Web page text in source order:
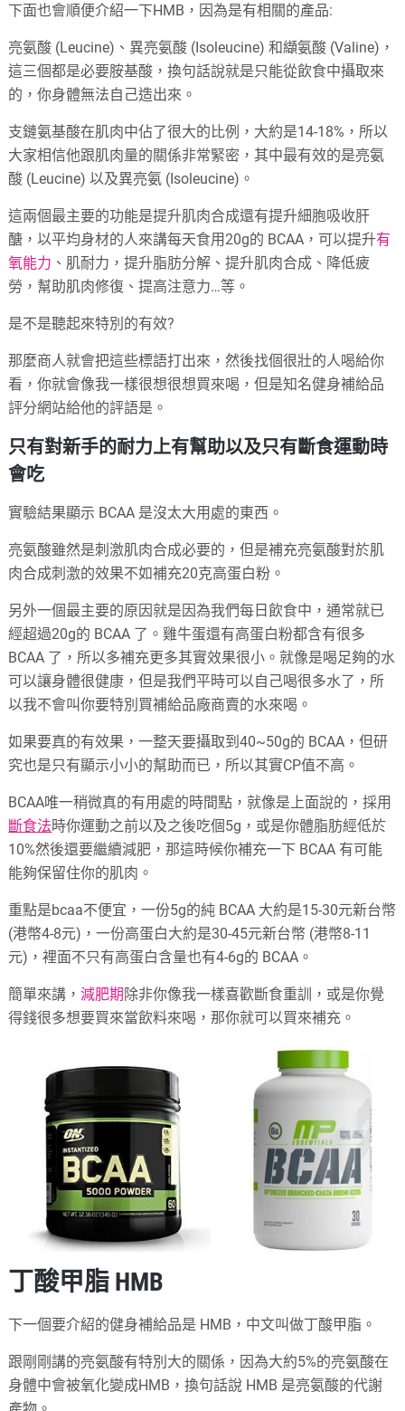
下面也會順便介紹一下HMB，因為是有相關的產品:
亮氨酸 (Leucine)、異亮氨酸 (Isoleucine) 和纈氨酸 (Valine)，
這三個都是必要胺基酸，換句話說就是只能從飲食中攝取來
的，你身體無法自己造出來。
支鏈氨基酸在肌肉中佔了很大的比例，大約是14-18%，所以
大家相信他跟肌肉量的關係非常緊密，其中最有效的是亮氨
酸 (Leucine) 以及異亮氨 (Isoleucine)。
這兩個最主要的功能是提升肌肉合成還有提升細胞吸收肝
醣，以平均身材的人來講每天食用20g的 BCAA，可以提升有
氧能力 、肌耐力，提升脂肪分解、提升肌肉合成、降低疲
勞，幫助肌肉修復、提高注意力…等。
是不是聽起來特別的有效?
那麼商人就會把這些標語打出來，然後找個很壯的人喝給你
看，你就會像我一樣很想很想買來喝，但是知名健身補給品
評分網站給他的評語是。
只有對新手的耐力上有幫助以及只有斷食運動時
會吃
實驗結果顯示 BCAA 是沒太大用處的東西。
亮氨酸雖然是刺激肌肉合成必要的，但是補充亮氨酸對於肌
肉合成刺激的效果不如補充20克高蛋白粉。
另外一個最主要的原因就是因為我們每日飲食中，通常就已
經超過20g的 BCAA 了。雞牛蛋還有高蛋白粉都含有很多
BCAA 了，所以多補充更多其實效果很小。就像是喝足夠的水
可以讓身體很健康，但是我們平時可以自己喝很多水了，所
以我不會叫你要特別買補給品廠商賣的水來喝。
如果要真的有效果，一整天要攝取到40~50g的 BCAA，但研
究也是只有顯示小小的幫助而已，所以其實CP值不高。
BCAA唯一稍微真的有用處的時間點，就像是上面說的，採用
斷食法時你運動之前以及之後吃個5g，或是你體脂肪經低於
10%然後還要繼續減肥，那這時候你補充一下 BCAA 有可能
能夠保留住你的肌肉。
重點是bcaa不便宜，一份5g的純 BCAA 大約是15-30元新台幣
(港幣4-8元)，一份高蛋白大約是30-45元新台幣 (港幣8-11
元)，裡面不只有高蛋白含量也有4-6g的 BCAA。
簡單來講，減肥期 除非你像我一樣喜歡斷食重訓，或是你覺
得錢很多想要買來當飲料來喝，那你就可以買來補充。
丁酸甲脂 HMB
下一個要介紹的健身補給品是 HMB，中文叫做丁酸甲脂。
跟剛剛講的亮氨酸有特別大的關係，因為大約5%的亮氨酸在
身體中會被氧化變成HMB，換句話說 HMB 是亮氨酸的代謝